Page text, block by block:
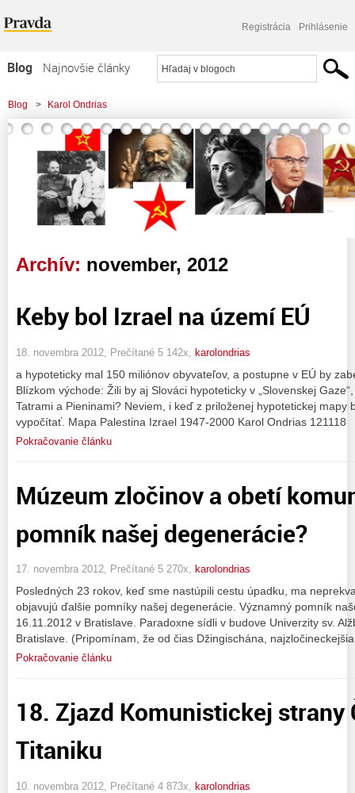
Registrácia Prihlásenie
Blog
Najnovšie články
Najčítanejšie články
Najkomentovanejšie články
Zoznam blogov
Komerčné blogy
Blog > Karol Ondrias
Archív: november, 2012
Keby bol Izrael na území EÚ
18. novembra 2012, Prečítané 5 142x, karolondrias
a hypoteticky mal 150 miliónov obyvateľov, a postupne v EÚ by
Blízkom východe: Žili by aj Slováci hypoteticky v „Slovenskej
Tatrami a Pieninami? Neviem, i keď z priloženej hypotetickej mapy
vypočítať. Mapa Palestina Izrael 1947-2000 Karol Ondrias 121118
Pokračovanie článku
Múzeum zločinov a obetí
pomník našej degenerácie?
17. novembra 2012, Prečítané 5 270x, karolondrias
Posledných 23 rokov, keď sme nastúpili cestu úpadku, ma
objavujú ďalšie pomníky našej degenerácie. Významný pomník
16.11.2012 v Bratislave. Paradoxne sídli v budove Univerzity sv.
Bratislave. (Pripomínam, že od čias Džingischána,
Pokračovanie článku
18. Zjazd Komunistickej strany
Titaniku
10. novembra 2012, Prečítané 4 873x, karolondrias